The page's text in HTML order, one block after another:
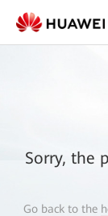
Sorry, the
Go back to the